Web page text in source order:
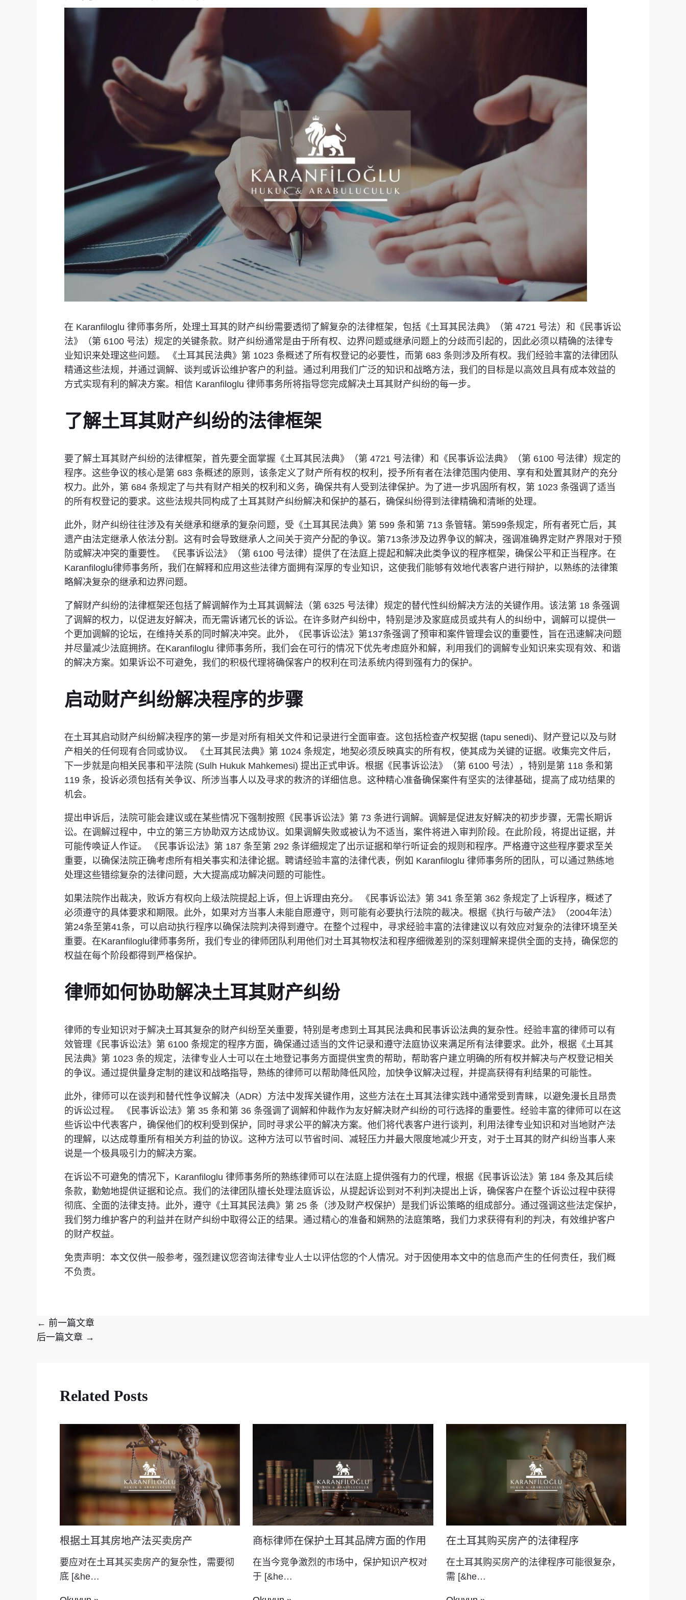
在 Karanfiloglu 律师事务所，处理土耳其的财产纠纷需要透彻了解复杂的法律框架，包括《土耳其民法典》（第 4721 号法）和《民事诉讼
法》（第 6100 号法）规定的关键条款。财产纠纷通常是由于所有权、边界问题或继承问题上的分歧而引起的，因此必须以精确的法律专
业知识来处理这些问题。 《土耳其民法典》第 1023 条概述了所有权登记的必要性，而第 683 条则涉及所有权。我们经验丰富的法律团队
精通这些法规，并通过调解、谈判或诉讼维护客户的利益。通过利用我们广泛的知识和战略方法，我们的目标是以高效且具有成本效益的
方式实现有利的解决方案。相信 Karanfiloglu 律师事务所将指导您完成解决土耳其财产纠纷的每一步。
了解土耳其财产纠纷的法律框架
要了解土耳其财产纠纷的法律框架，首先要全面掌握《土耳其民法典》（第 4721 号法律）和《民事诉讼法典》（第 6100 号法律）规定的
程序。这些争议的核心是第 683 条概述的原则，该条定义了财产所有权的权利，授予所有者在法律范围内使用、享有和处置其财产的充分
权力。此外，第 684 条规定了与共有财产相关的权利和义务，确保共有人受到法律保护。为了进一步巩固所有权，第 1023 条强调了适当
的所有权登记的要求。这些法规共同构成了土耳其财产纠纷解决和保护的基石，确保纠纷得到法律精确和清晰的处理。
此外，财产纠纷往往涉及有关继承和继承的复杂问题，受《土耳其民法典》第 599 条和第 713 条管辖。第599条规定，所有者死亡后，其
遗产由法定继承人依法分割。这有时会导致继承人之间关于资产分配的争议。第713条涉及边界争议的解决，强调准确界定财产界限对于预
防或解决冲突的重要性。 《民事诉讼法》（第 6100 号法律）提供了在法庭上提起和解决此类争议的程序框架，确保公平和正当程序。在
Karanfiloglu律师事务所，我们在解释和应用这些法律方面拥有深厚的专业知识，这使我们能够有效地代表客户进行辩护，以熟练的法律策
略解决复杂的继承和边界问题。
了解财产纠纷的法律框架还包括了解调解作为土耳其调解法（第 6325 号法律）规定的替代性纠纷解决方法的关键作用。该法第 18 条强调
了调解的权力，以促进友好解决，而无需诉诸冗长的诉讼。在许多财产纠纷中，特别是涉及家庭成员或共有人的纠纷中，调解可以提供一
个更加调解的论坛，在维持关系的同时解决冲突。此外，《民事诉讼法》第137条强调了预审和案件管理会议的重要性，旨在迅速解决问题
并尽量减少法庭拥挤。在Karanfiloglu 律师事务所，我们会在可行的情况下优先考虑庭外和解，利用我们的调解专业知识来实现​​有效、和谐
的解决方案。如果诉讼不可避免，我们的积极代理将确保客户的权利在司法系统内得到强有力的保护。
启动财产纠纷解决程序的步骤
在土耳其启动财产纠纷解决程序的第一步是对所有相关文件和记录进行全面审查。这包括检查产权契据 (tapu senedi)、财产登记以及与财
产相关的任何现有合同或协议。 《土耳其民法典》第 1024 条规定，地契必须反映真实的所有权，使其成为关键的证据。收集完文件后，
下一步就是向相关民事和平法院 (Sulh Hukuk Mahkemesi) 提出正式申诉。根据《民事诉讼法》（第 6100 号法），特别是第 118 条和第
119 条，投诉必须包括有关争议、所涉当事人以及寻求的救济的详细信息。这种精心准备确保案件有坚实的法律基础，提高了成功结果的
机会。
提出申诉后，法院可能会建议或在某些情况下强制按照《民事诉讼法》第 73 条进行调解。调解是促进友好解决的初步步骤，无需长期诉
讼。在调解过程中，中立的第三方协助双方达成协议。如果调解失败或被认为不适当，案件将进入审判阶段。在此阶段，将提出证据，并
可能传唤证人作证。 《民事诉讼法》第 187 条至第 292 条详细规定了出示证据和举行听证会的规则和程序。严格遵守这些程序要求至关
重要，以确保法院正确考虑所有相关事实和法律论据。聘请经验丰富的法律代表，例如 Karanfiloglu 律师事务所的团队，可以通过熟练地
处理这些错综复杂的法律问题，大大提高成功解决问题的可能性。
如果法院作出裁决，败诉方有权向上级法院提起上诉，但上诉理由充分。 《民事诉讼法》第 341 条至第 362 条规定了上诉程序，概述了
必须遵守的具体要求和期限。此外，如果对方当事人未能自愿遵守，则可能有必要执行法院的裁决。根据《执行与破产法》（2004年法）
第24条至第41条，可以启动执行程序以确保法院判决得到遵守。在整个过程中，寻求经验丰富的法律建议以有效应对复杂的法律环境至关
重要。在Karanfiloglu律师事务所，我们专业的律师团队利用他们对土耳其物权法和程序细微差别的深刻理解来提供全面的支持，确保您的
权益在每个阶段都得到严格保护。
律师如何协助解决土耳其财产纠纷
律师的专业知识对于解决土耳其复杂的财产纠纷至关重要，特别是考虑到土耳其民法典和民事诉讼法典的复杂性。经验丰富的律师可以有
效管理《民事诉讼法》第 6100 条规定的程序方面，确保通过适当的文件记录和遵守法庭协议来满足所有法律要求。此外，根据《土耳其
民法典》第 1023 条的规定，法律专业人士可以在土地登记事务方面提供宝贵的帮助，帮助客户建立明确的所有权并解决与产权登记相关
的争议。通过提供量身定制的建议和战略指导，熟练的律师可以帮助降低风险，加快争议解决过程，并提高获得有利结果的可能性。
此外，律师可以在谈判和替代性争议解决（ADR）方法中发挥关键作用，这些方法在土耳其法律实践中通常受到青睐，以避免漫长且昂贵
的诉讼过程。 《民事诉讼法》第 35 条和第 36 条强调了调解和仲裁作为友好解决财产纠纷的可行选择的重要性。经验丰富的律师可以在这
些诉讼中代表客户，确保他们的权利受到保护，同时寻求公平的解决方案。他们将代表客户进行谈判，利用法律专业知识和对当地财产法
的理解，以达成尊重所有相关方利益的协议。这种方法可以节省时间、减轻压力并最大限度地减少开支，对于土耳其的财产纠纷当事人来
说是一个极具吸引力的解决方案。
在诉讼不可避免的情况下，Karanfiloglu 律师事务所的熟练律师可以在法庭上提供强有力的代理，根据《民事诉讼法》第 184 条及其后续
条款，勤勉地提供证据和论点。我们的法律团队擅长处理法庭诉讼，从提起诉讼到对不利判决提出上诉，确保客户在整个诉讼过程中获得
彻底、全面的法律支持。此外，遵守《土耳其民法典》第 25 条（涉及财产权保护）是我们诉讼策略的组成部分。通过强调这些法定保护，
我们努力维护客户的利益并在财产纠纷中取得公正的结果。通过精心的准备和娴熟的法庭策略，我们力求获得有利的判决，有效维护客户
的财产权益。
免责声明：本文仅供一般参考，强烈建议您咨询法律专业人士以评估您的个人情况。对于因使用本文中的信息而产生的任何责任，我们概
不负责。
← 前一篇文章
后一篇文章 →
Related Posts
根据土耳其房地产法买卖房产
要应对在土耳其买卖房产的复杂性，需要彻
底 [&he…
商标律师在保护土耳其品牌方面的作用
在当今竞争激烈的市场中，保护知识产权对
于 [&he…
在土耳其购买房产的法律程序
在土耳其购买房产的法律程序可能很复杂，
需 [&he…